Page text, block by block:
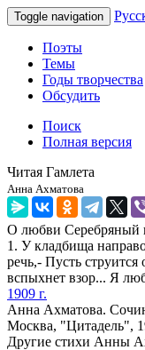
Toggle navigation
Поэты
Темы
Годы творчества
Обсудить
Поиск
Полная версия
Читая Гамлета
Анна Ахматова
О любви Серебряный
1. У кладбища
речь,- Пусть
вспыхнет взор... Я
1909 г.
Анна Ахматова.
Москва, "Цитадель",
Другие стихи Анны